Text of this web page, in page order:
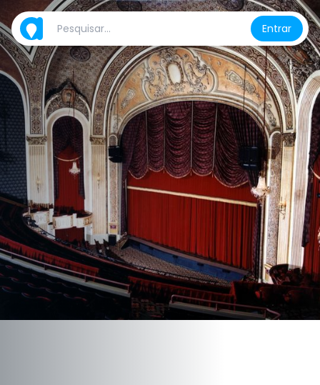
Entrar